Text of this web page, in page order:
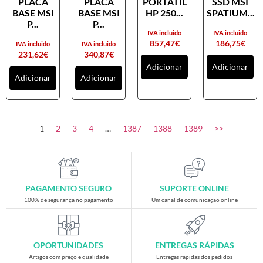
Placas gráficas
SAIS
Ventoínhas
Computadores
All-in-One
Gaming
Acessórios gaming
Cadeiras gaming
Merchandising
BASE MSI
P...
231,62€
IVA incluido
Adicionar
BASE MSI
P...
340,87€
IVA incluido
Adicionar
HP 250...
857,47€
IVA incluido
Adicionar
SPATIUM...
186,75€
IVA incluido
Adicionar
1 2 3 4 … 1387 1388 1389 >>
PAGAMENTO SEGURO
100% de segurança no pagamento
SUPORTE ONLINE
Um canal de comunicação online
OPORTUNIDADES
Artigos com preço e qualidade
ENTREGAS RÁPIDAS
Entregas rápidas dos pedidos